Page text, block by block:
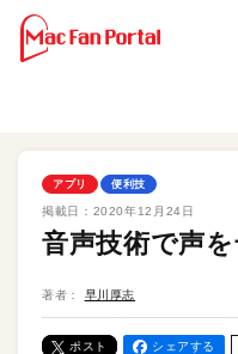
アプリ 便利技
掲載日： 2020年12月24日
音声技術で声
著者： 早川厚志
ポスト シェアする